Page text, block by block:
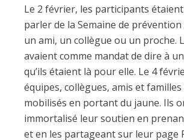
Le 2 février, les participants
parler de la Semaine de prévention
un ami, un collègue ou un proche.
avaient comme mandat de dire à
qu’ils étaient là pour elle. Le 4
équipes, collègues, amis et
mobilisés en portant du jaune. Ils
immortalisé leur soutien en
et en les partageant sur leur page